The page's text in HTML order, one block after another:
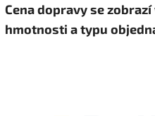
Cena dopravy se
hmotnosti a typu